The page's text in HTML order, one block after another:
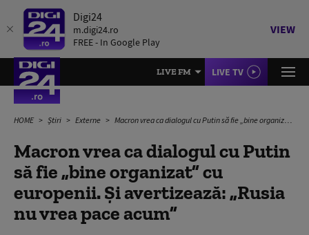
Digi24
m.digi24.ro
FREE - In Google Play
VIEW
LIVE FM LIVE TV
HOME Știri Externe Macron vrea ca dialogul cu Putin să fie „bine organizat” cu europenii. Și avertizează: „Rusia nu vrea pace acum”
Macron vrea ca dialogul cu Putin
să fie „bine organizat” cu
europenii. Și avertizează: „Rusia
nu vrea pace acum”